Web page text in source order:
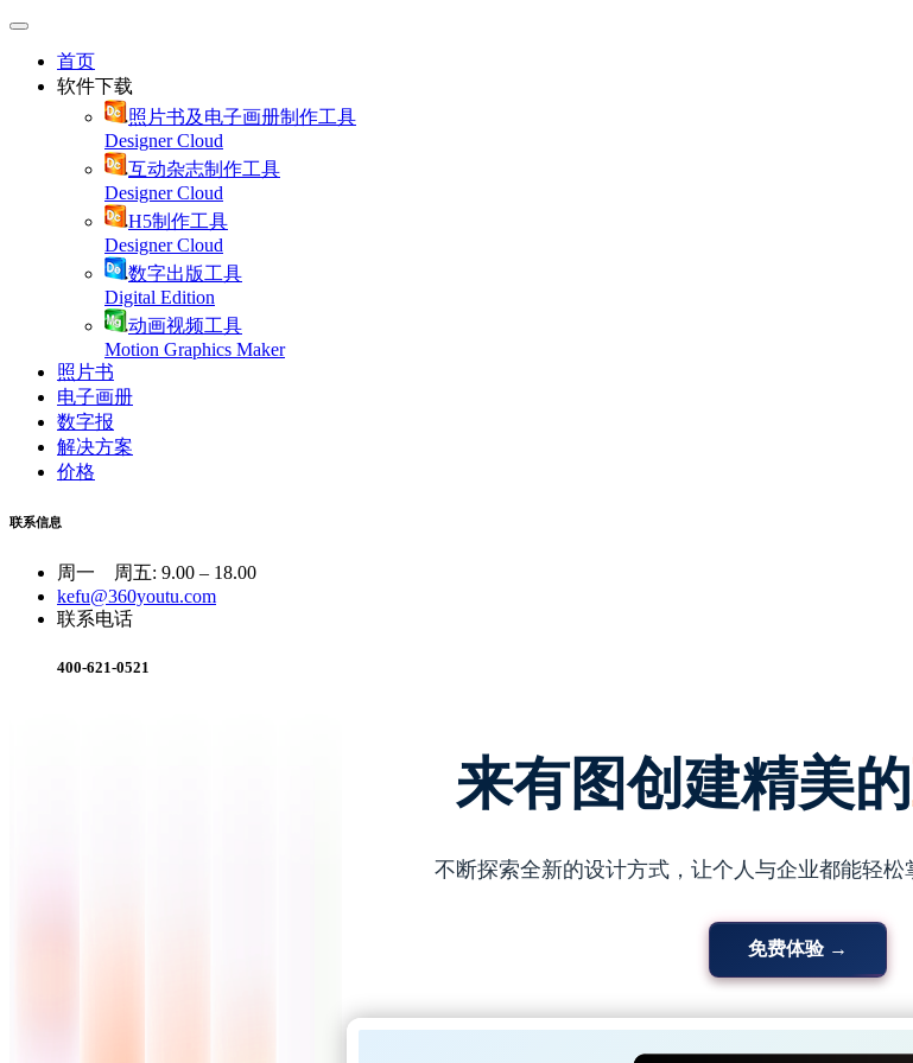
首页
软件下载
照片书及电子画册制作工具
Designer Cloud
互动杂志制作工具
Designer Cloud
H5制作工具
Designer Cloud
数字出版工具
Digital Edition
动画视频工具
Motion Graphics Maker
照片书
电子画册
数字报
解决方案
价格
联系信息
周一 周五: 9.00 – 18.00
kefu@360youtu.com
联系电话
400-621-0521
来有图创建精美的
不断探索全新的设计方式，让个人与企业都能轻松
免费体验 →